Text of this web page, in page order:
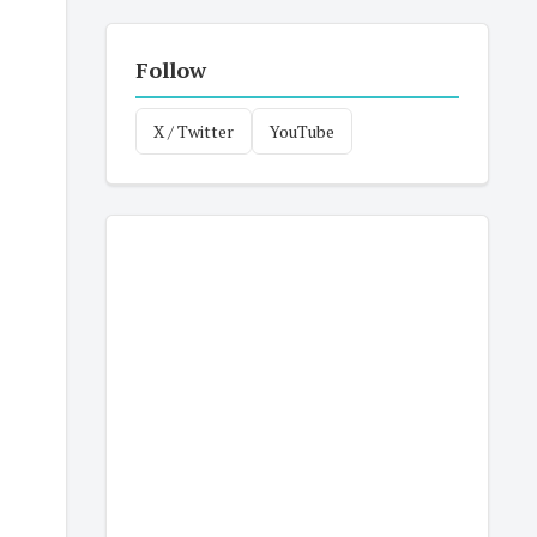
Follow
X / Twitter YouTube